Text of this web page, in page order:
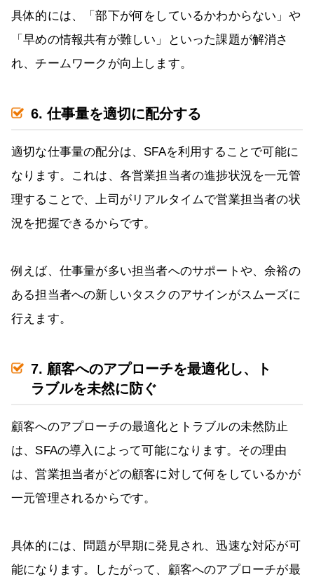
具体的には、「部下が何をしているかわからない」や
「早めの情報共有が難しい」といった課題が解消さ
れ、チームワークが向上します。
6. 仕事量を適切に配分する
適切な仕事量の配分は、SFAを利用することで可能に
なります。これは、各営業担当者の進捗状況を一元管
理することで、上司がリアルタイムで営業担当者の状
況を把握できるからです。
例えば、仕事量が多い担当者へのサポートや、余裕の
ある担当者への新しいタスクのアサインがスムーズに
行えます。
7. 顧客へのアプローチを最適化し、ト
ラブルを未然に防ぐ
顧客へのアプローチの最適化とトラブルの未然防止
は、SFAの導入によって可能になります。その理由
は、営業担当者がどの顧客に対して何をしているかが
一元管理されるからです。
具体的には、問題が早期に発見され、迅速な対応が可
能になります。したがって、顧客へのアプローチが最